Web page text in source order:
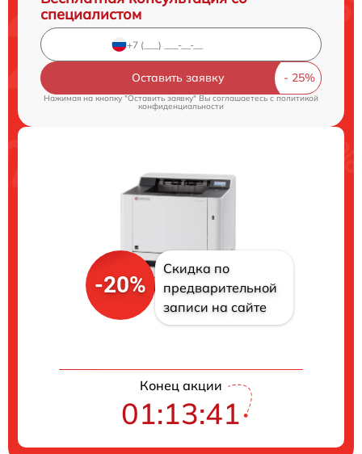
специалистом
Оставить заявку
Нажимая на кнопку "Оставить заявку" Вы соглашаетесь c политикой
конфиденциальности
-20%
Скидка по
предварительной
записи на сайте
Конец акции
01:13:40